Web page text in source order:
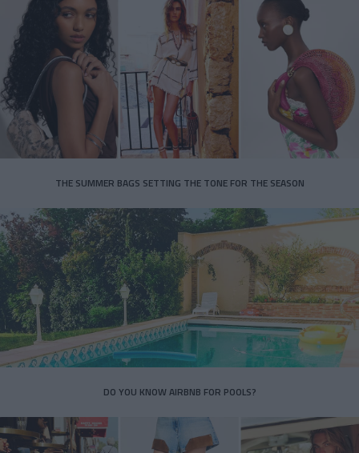
THE SUMMER BAGS SETTING THE TONE FOR THE SEASON
DO YOU KNOW AIRBNB FOR POOLS?